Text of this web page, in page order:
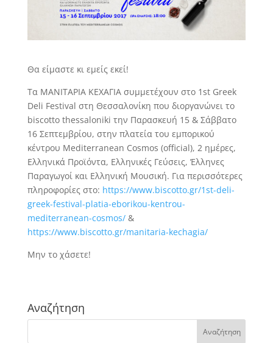
Θα είμαστε κι εμείς εκεί!
Τα ΜΑΝΙΤΑΡΙΑ ΚΕΧΑΓΙΑ συμμετέχουν στο 1st Greek
Deli Festival στη Θεσσαλονίκη που διοργανώνει το
biscotto thessaloniki την Παρασκευή 15 & Σάββατο
16 Σεπτεμβρίου, στην πλατεία του εμπορικού
κέντρου Mediterranean Cosmos (official), 2 ημέρες,
Ελληνικά Προϊόντα, Ελληνικές Γεύσεις, Έλληνες
Παραγωγοί και Ελληνική Μουσική. Για περισσότερες
πληροφορίες στο: https://www.biscotto.gr/1st-deli-
greek-festival-platia-eborikou-kentrou-
mediterranean-cosmos/&
https://www.biscotto.gr/manitaria-kechagia/
Μην το χάσετε!
Αναζήτηση